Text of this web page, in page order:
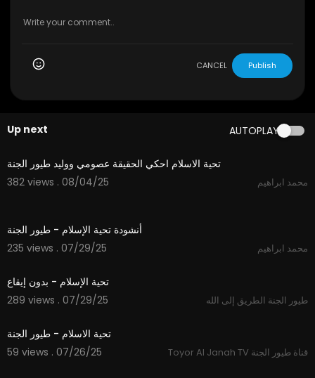
CANCEL Publish
Up next AUTOPLAY
3:59
تحية الاسلام احكي الحقيقة عصومي ووليد طيور الجنة
382 views . 08/04/25
محمد ابراهيم
أنشودة تحية الإسلام - طيور الجنة
235 views . 07/29/25
محمد ابراهيم
تحية الإسلام - بدون إيقاع
289 views . 07/29/25
طيور الجنة الطريق إلى الله
تحية الاسلام - طيور الجنة
59 views . 07/26/25
Toyor Al Janah TV قناة طيور الجنة